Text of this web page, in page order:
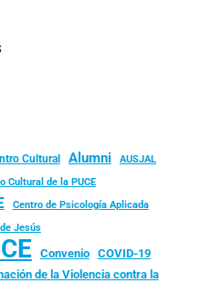
Cultural Alumni
AUSJAL
Cultural de la PUCE
Centro de Psicología Aplicada
Jesús
Convenio
COVID-19
de la Violencia contra la